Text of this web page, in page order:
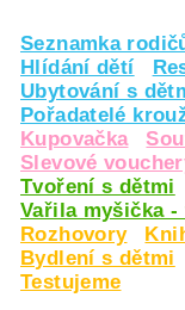
Seznamka
Hlídání dětí
Ubytování s
Pořadatelé
Kupovačka
Slevové
Tvoření s dětmi
Vařila myšička
Rozhovory
Bydlení s dětmi
Testujeme